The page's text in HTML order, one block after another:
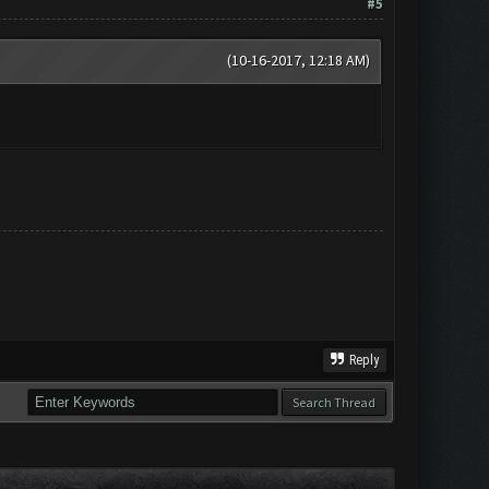
#5
(10-16-2017, 12:18 AM)
Reply